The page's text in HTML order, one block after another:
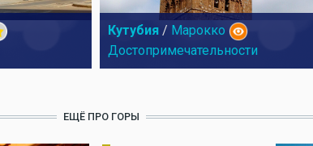
Кутубия / Марокко
Достопримечательности
ЕЩЁ ПРО ГОРЫ